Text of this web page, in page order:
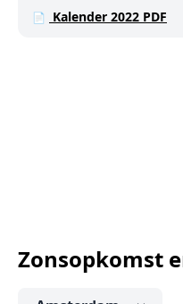
📄 Kalender 2022 PDF
Zonsopkomst